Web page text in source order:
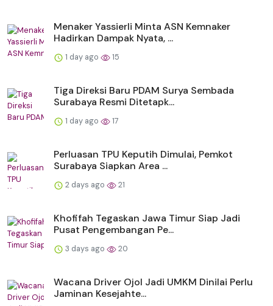
Menaker Yassierli Minta ASN Kemnaker
Hadirkan Dampak Nyata, ...
1 day ago 15
Tiga Direksi Baru PDAM Surya Sembada
Surabaya Resmi Ditetapk...
1 day ago 17
Perluasan TPU Keputih Dimulai, Pemkot
Surabaya Siapkan Area ...
2 days ago 21
Khofifah Tegaskan Jawa Timur Siap Jadi
Pusat Pengembangan Pe...
3 days ago 20
Wacana Driver Ojol Jadi UMKM Dinilai Perlu
Jaminan Kesejahte...